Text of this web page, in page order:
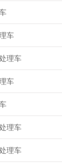
车
理车
车
理车
理车